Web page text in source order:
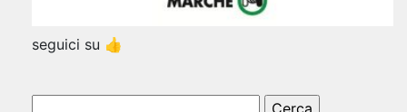
seguici su 👍